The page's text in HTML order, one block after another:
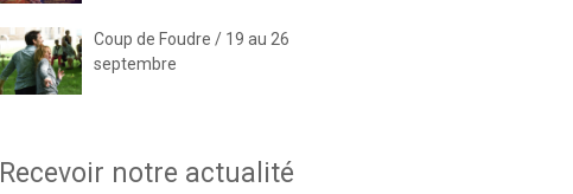
Coup de Foudre / 19 au 26
septembre
Recevoir notre actualité